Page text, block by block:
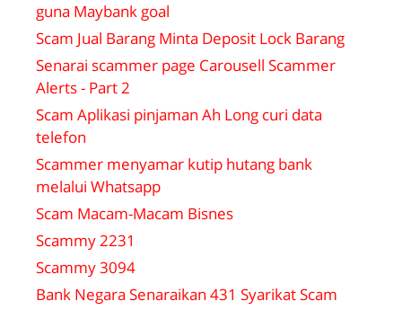
guna Maybank goal
Scam Jual Barang Minta Deposit Lock Barang
Senarai scammer page Carousell Scammer
Alerts - Part 2
Scam Aplikasi pinjaman Ah Long curi data
telefon
Scammer menyamar kutip hutang bank
melalui Whatsapp
Scam Macam-Macam Bisnes
Scammy 2231
Scammy 3094
Bank Negara Senaraikan 431 Syarikat Scam